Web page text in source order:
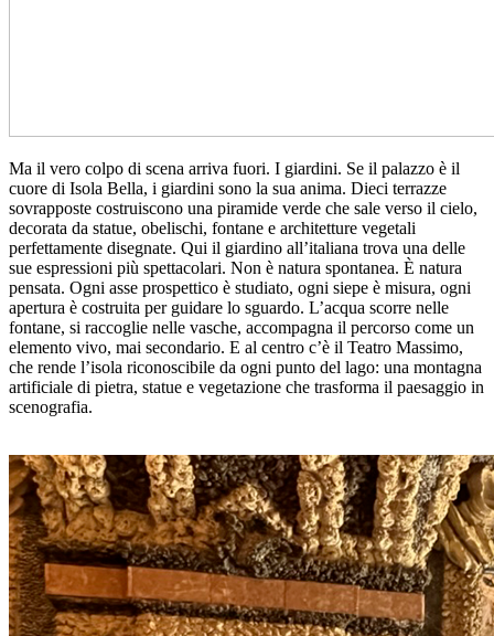
Ma il vero colpo di scena arriva fuori. I giardini. Se il palazzo è il
cuore di Isola Bella, i giardini sono la sua anima. Dieci terrazze
sovrapposte costruiscono una piramide verde che sale verso il cielo,
decorata da statue, obelischi, fontane e architetture vegetali
perfettamente disegnate. Qui il giardino all’italiana trova una delle
sue espressioni più spettacolari. Non è natura spontanea. È natura
pensata. Ogni asse prospettico è studiato, ogni siepe è misura, ogni
apertura è costruita per guidare lo sguardo. L’acqua scorre nelle
fontane, si raccoglie nelle vasche, accompagna il percorso come un
elemento vivo, mai secondario. E al centro c’è il Teatro Massimo,
che rende l’isola riconoscibile da ogni punto del lago: una montagna
artificiale di pietra, statue e vegetazione che trasforma il paesaggio in
scenografia.